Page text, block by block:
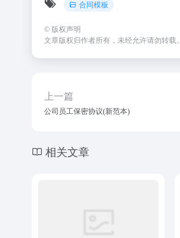
合同模板
© 版权声明
文章版权归作者所有，未经允许请勿转载。
上一篇
公司员工保密协议(新范本)
相关文章